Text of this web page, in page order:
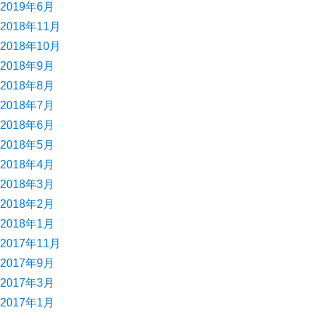
2019年6月
2018年11月
2018年10月
2018年9月
2018年8月
2018年7月
2018年6月
2018年5月
2018年4月
2018年3月
2018年2月
2018年1月
2017年11月
2017年9月
2017年3月
2017年1月